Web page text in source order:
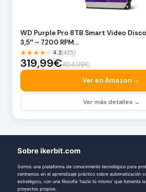
WD Purple Pro 8TB Smart Video
3,5″ – 7200 RPM…
★★★★☆ 4.2(425)
319,99€454,99€
Ver en Amazon →
Ver más detalles →
Sobre ikerbit.com
Somos una plataforma de conocimiento tecnológico para
centramos en el aprendizaje práctico sobre automatización
estratégico, con una filosofía 'hazlo tú mismo' que fomenta
proyectos propios.